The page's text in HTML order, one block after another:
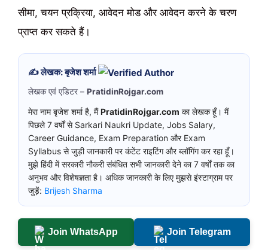
सीमा, चयन प्रक्रिया, आवेदन मोड और आवेदन करने के चरण
प्राप्त कर सकते हैं।
✍️ लेखक: बृजेश शर्मा
लेखक एवं एडिटर – PratidinRojgar.com
मेरा नाम बृजेश शर्मा है, मैंPratidinRojgar.com का लेखक हूँ। मैं
पिछले 7 वर्षों से Sarkari Naukri Update, Jobs Salary,
Career Guidance, Exam Preparation और Exam
Syllabus से जुड़ी जानकारी पर कंटेंट राइटिंग और ब्लॉगिंग कर रहा हूँ।
मुझे हिंदी में सरकारी नौकरी संबंधित सभी जानकारी देने का 7 वर्षों तक का
अनुभव और विशेषज्ञता है। अधिक जानकारी के लिए मुझसे इंस्टाग्राम पर
जुड़ें: Brijesh Sharma
Join WhatsApp Join Telegram